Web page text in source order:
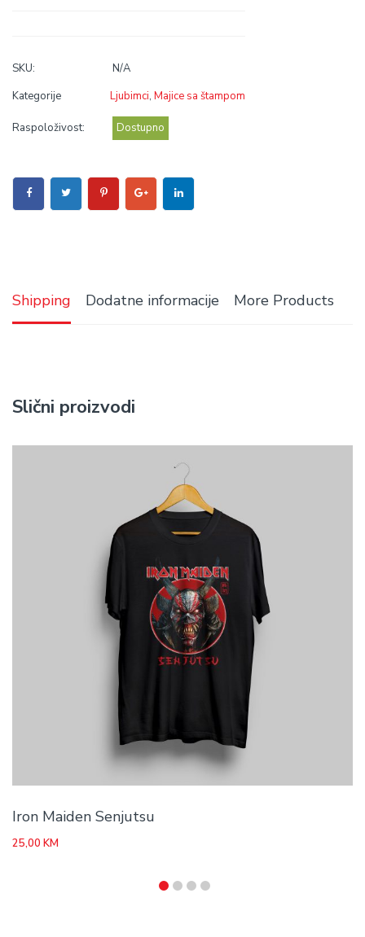
SKU:
N/A
Kategorije
Ljubimci, Majice sa štampom
Raspoloživost: Dostupno
Shipping Dodatne informacije More Products
Slični proizvodi
Iron Maiden Senjutsu
25,00 KM